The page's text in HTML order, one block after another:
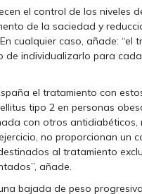
el control de los niveles
de la saciedad y
cualquier caso, añade:
individualizarlo para
el tratamiento con
tipo 2 en personas
con otros
no proporcionan un
al tratamiento
añade.
bajada de peso